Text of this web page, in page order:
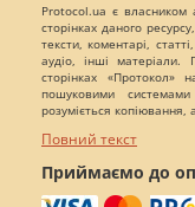
Protocol.ua є власником
сторінках даного
тексти, коментарі,
аудіо, інші матеріали.
сторінках «Протокол»
пошуковими
розуміється копіювання,
Повний текст
Приймаємо до